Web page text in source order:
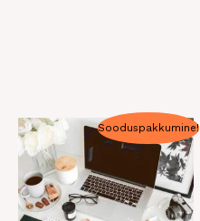
Sooduspakkumine!
Algne
oli:
900,00 €.
Praegune
hind
800,00 €.